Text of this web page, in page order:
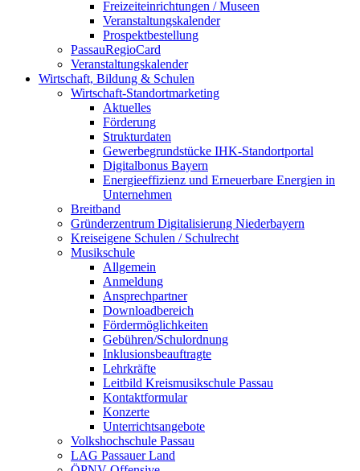
Freizeiteinrichtungen / Museen
Veranstaltungskalender
Prospektbestellung
PassauRegioCard
Veranstaltungskalender
Wirtschaft, Bildung & Schulen
Wirtschaft-Standortmarketing
Aktuelles
Förderung
Strukturdaten
Gewerbegrundstücke IHK-Standortportal
Digitalbonus Bayern
Energieeffizienz und Erneuerbare Energien in
Unternehmen
Breitband
Gründerzentrum Digitalisierung Niederbayern
Kreiseigene Schulen / Schulrecht
Musikschule
Allgemein
Anmeldung
Ansprechpartner
Downloadbereich
Fördermöglichkeiten
Gebühren/Schulordnung
Inklusionsbeauftragte
Lehrkräfte
Leitbild Kreismusikschule Passau
Kontaktformular
Konzerte
Unterrichtsangebote
Volkshochschule Passau
LAG Passauer Land